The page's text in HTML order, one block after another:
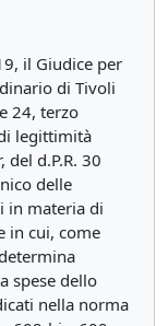
il Giudice per
di Tivoli
24, terzo
legittimità
del d.P.R. 30
delle
in materia di
in cui, come
spese dello
nella norma